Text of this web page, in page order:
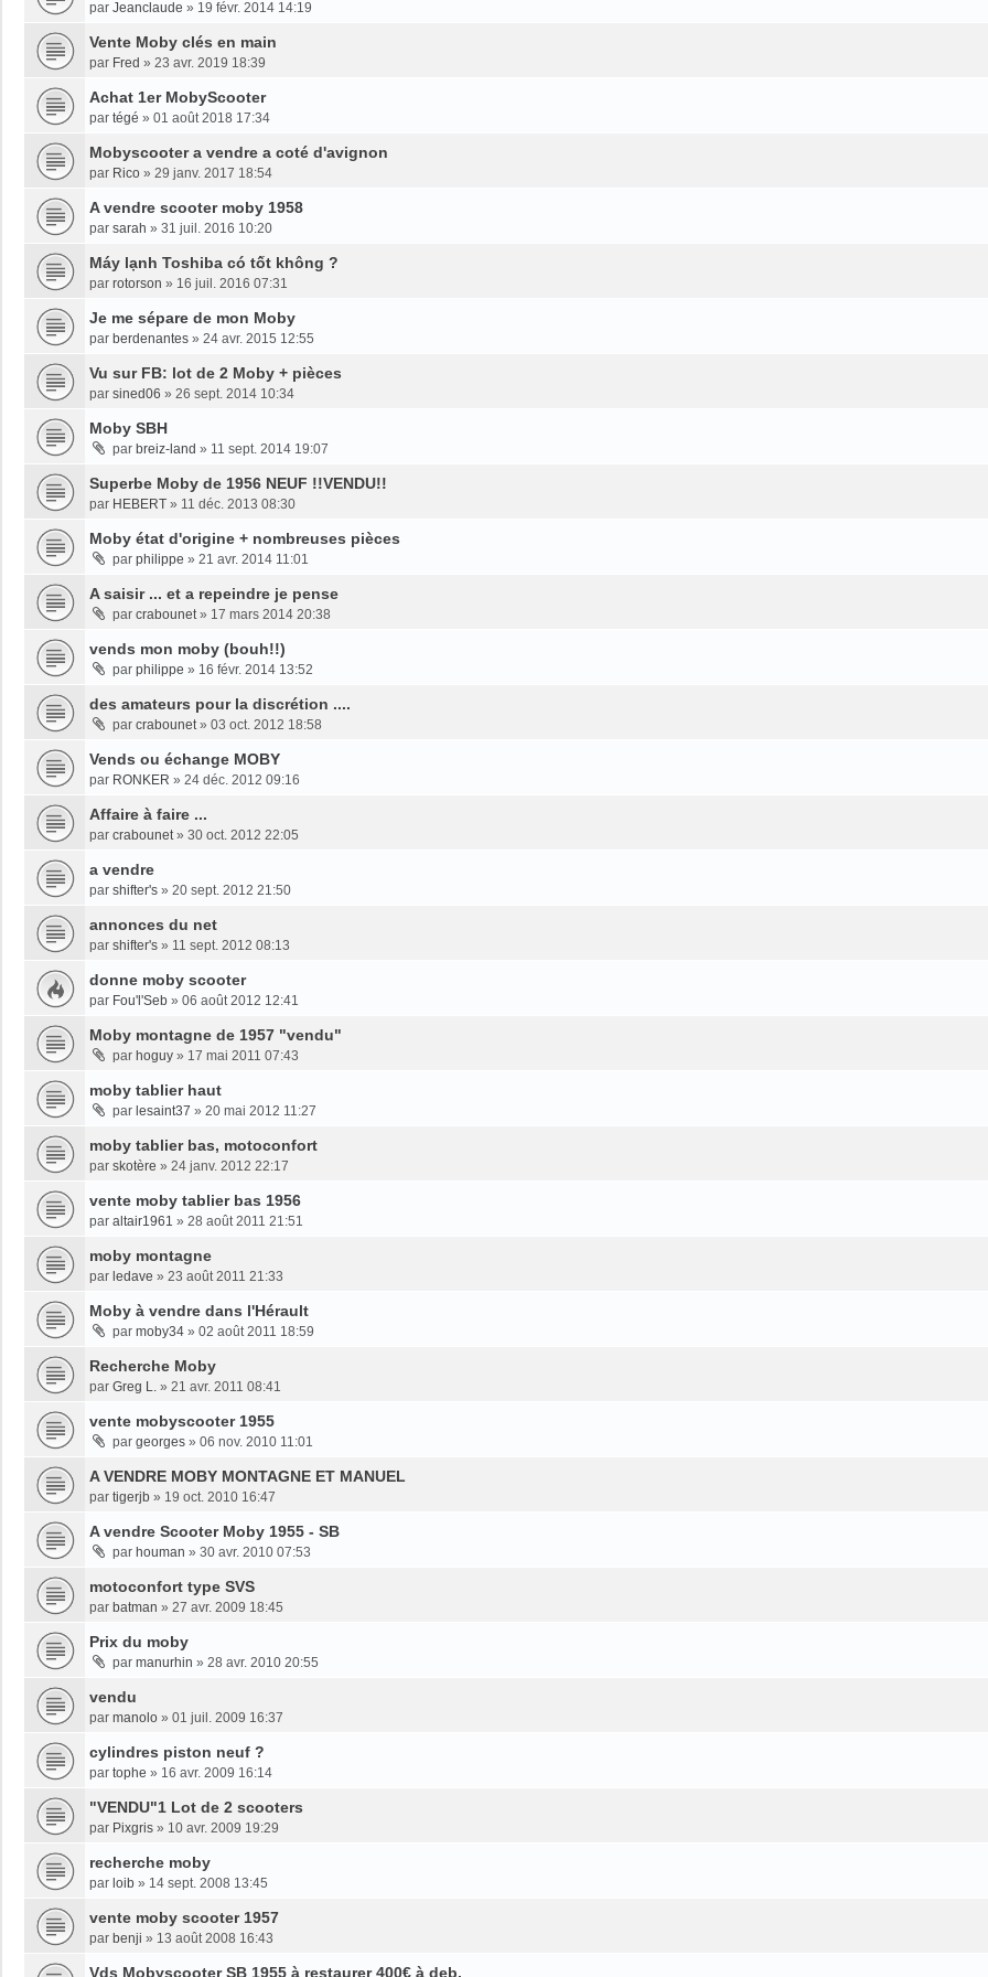
par Jeanclaude » 19 févr. 2014 14:19
Vente Moby clés en main
par Fred » 23 avr. 2019 18:39
Achat 1er MobyScooter
par tégé » 01 août 2018 17:34
Mobyscooter a vendre a coté d'avignon
par Rico » 29 janv. 2017 18:54
A vendre scooter moby 1958
par sarah » 31 juil. 2016 10:20
Máy lạnh Toshiba có tốt không ?
par rotorson » 16 juil. 2016 07:31
Je me sépare de mon Moby
par berdenantes » 24 avr. 2015 12:55
Vu sur FB: lot de 2 Moby + pièces
par sined06 » 26 sept. 2014 10:34
Moby SBH
par breiz-land » 11 sept. 2014 19:07
Superbe Moby de 1956 NEUF !!VENDU!!
par HEBERT » 11 déc. 2013 08:30
Moby état d'origine + nombreuses pièces
par philippe » 21 avr. 2014 11:01
A saisir ... et a repeindre je pense
par crabounet» 17 mars 2014 20:38
vends mon moby (bouh!!)
par philippe » 16 févr. 2014 13:52
des amateurs pour la discrétion ....
par crabounet» 03 oct. 2012 18:58
Vends ou échange MOBY
par RONKER » 24 déc. 2012 09:16
Affaire à faire ...
par crabounet» 30 oct. 2012 22:05
a vendre
par shifter's » 20 sept. 2012 21:50
annonces du net
par shifter's » 11 sept. 2012 08:13
donne moby scooter
par Fou'l'Seb » 06 août 2012 12:41
Moby montagne de 1957 "vendu"
par hoguy » 17 mai 2011 07:43
moby tablier haut
par lesaint37 » 20 mai 2012 11:27
moby tablier bas, motoconfort
par skotère » 24 janv. 2012 22:17
vente moby tablier bas 1956
par altair1961 » 28 août 2011 21:51
moby montagne
par ledave » 23 août 2011 21:33
Moby à vendre dans l'Hérault
par moby34 » 02 août 2011 18:59
Recherche Moby
par Greg L. » 21 avr. 2011 08:41
vente mobyscooter 1955
par georges » 06 nov. 2010 11:01
A VENDRE MOBY MONTAGNE ET MANUEL
par tigerjb » 19 oct. 2010 16:47
A vendre Scooter Moby 1955 - SB
par houman » 30 avr. 2010 07:53
motoconfort type SVS
par batman » 27 avr. 2009 18:45
Prix du moby
par manurhin » 28 avr. 2010 20:55
vendu
par manolo » 01 juil. 2009 16:37
cylindres piston neuf ?
par tophe » 16 avr. 2009 16:14
"VENDU"1 Lot de 2 scooters
par Pixgris » 10 avr. 2009 19:29
recherche moby
par loib » 14 sept. 2008 13:45
vente moby scooter 1957
par benji » 13 août 2008 16:43
Vds Mobyscooter SB 1955 à restaurer 400€ à deb.